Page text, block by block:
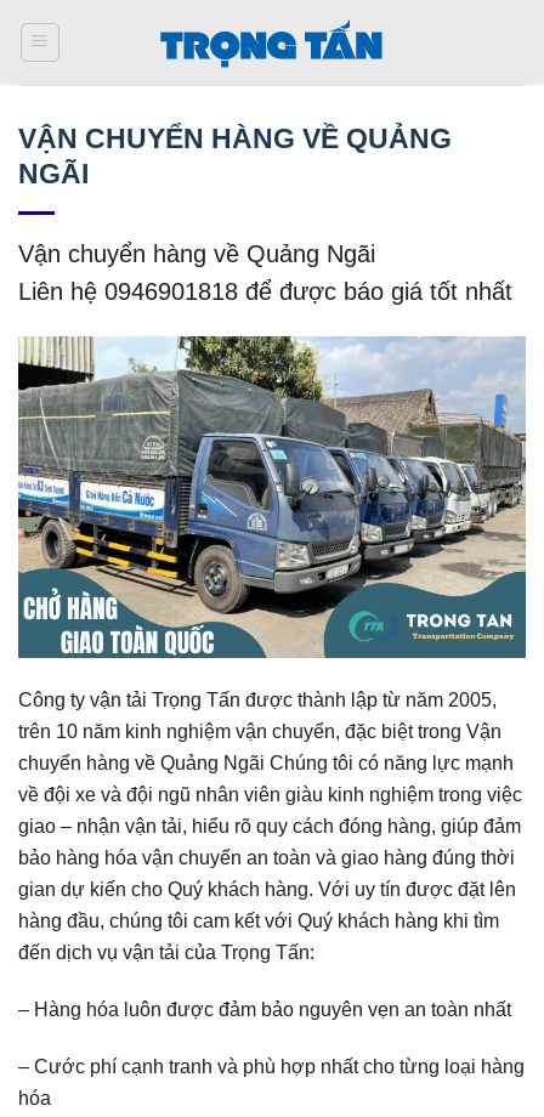
qua
VẬN CHUYỂN HÀNG VỀ QUẢNG
NGÃI
Vận chuyển hàng về Quảng Ngãi
Liên hệ 0946901818 để được báo giá tốt nhất
Công ty vận tải Trọng Tấn được thành lập từ năm 2005,
trên 10 năm kinh nghiệm vận chuyển, đặc biệt trong Vận
chuyển hàng về Quảng Ngãi Chúng tôi có năng lực mạnh
về đội xe và đội ngũ nhân viên giàu kinh nghiệm trong việc
giao – nhận vận tải, hiểu rõ quy cách đóng hàng, giúp đảm
bảo hàng hóa vận chuyển an toàn và giao hàng đúng thời
gian dự kiến cho Quý khách hàng. Với uy tín được đặt lên
hàng đầu, chúng tôi cam kết với Quý khách hàng khi tìm
đến dịch vụ vận tải của Trọng Tấn:
– Hàng hóa luôn được đảm bảo nguyên vẹn an toàn nhất
– Cước phí cạnh tranh và phù hợp nhất cho từng loại hàng
hóa